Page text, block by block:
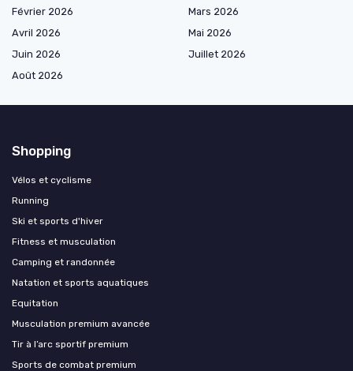
Février 2026
Mars 2026
Avril 2026
Mai 2026
Juin 2026
Juillet 2026
Août 2026
Shopping
Vélos et cyclisme
Running
Ski et sports d'hiver
Fitness et musculation
Camping et randonnée
Natation et sports aquatiques
Equitation
Musculation premium avancée
Tir à l’arc sportif premium
Sports de combat premium